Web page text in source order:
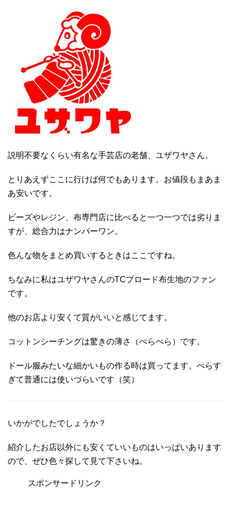
説明不要なくらい有名な手芸店の老舗、ユザワヤさん。
とりあえずここに行けば何でもあります。お値段もまあま
あ安いです。
ビーズやレジン、布専門店に比べると一つ一つでは劣りま
すが、総合力はナンバーワン。
色んな物をまとめ買いするときはここですね。
ちなみに私はユザワヤさんのTCブロード布生地のファン
です。
他のお店より安くて質がいいと感じてます。
コットンシーチングは驚きの薄さ（ぺらぺら）です。
ドール服みたいな細かいもの作る時は買ってます。ぺらす
ぎて普通には使いづらいです（笑）
いかがでしたでしょうか？
紹介したお店以外にも安くていいものはいっぱいあります
ので、ぜひ色々探して見て下さいね。
スポンサードリンク